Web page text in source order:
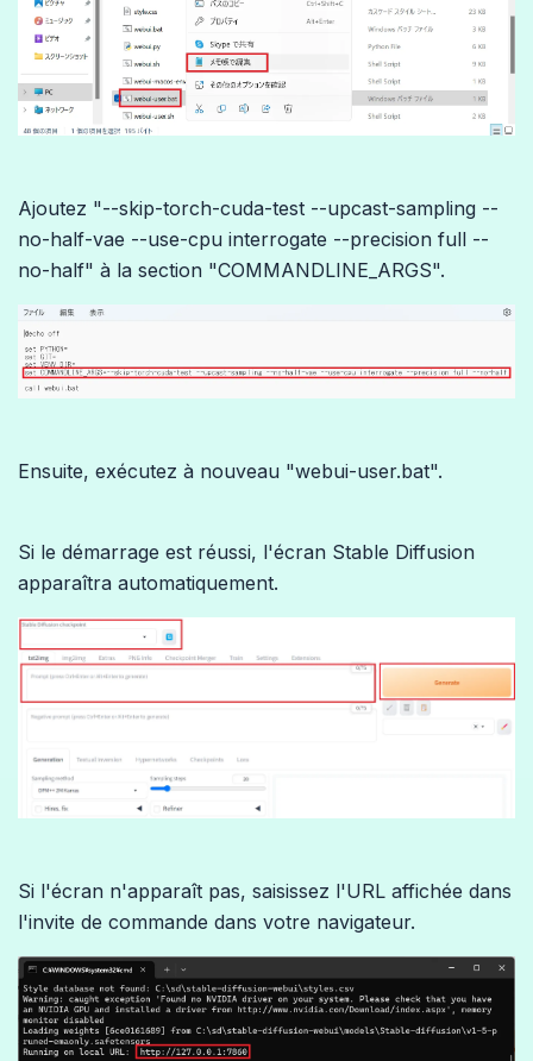
Ajoutez "--skip-torch-cuda-test --upcast-sampling --
no-half-vae --use-cpu interrogate --precision full --
no-half" à la section "COMMANDLINE_ARGS".
Ensuite, exécutez à nouveau "webui-user.bat".
Si le démarrage est réussi, l'écran Stable Diffusion
apparaîtra automatiquement.
Si l'écran n'apparaît pas, saisissez l'URL affichée dans
l'invite de commande dans votre navigateur.